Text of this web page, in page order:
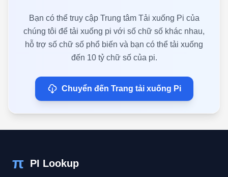
Bạn có thể truy cập Trung tâm Tải xuống Pi của
chúng tôi để tải xuống pi với số chữ số khác nhau,
hỗ trợ số chữ số phổ biến và bạn có thể tải xuống
đến 10 tỷ chữ số của pi.
Chuyển đến Trang tải xuống Pi
π PI Lookup